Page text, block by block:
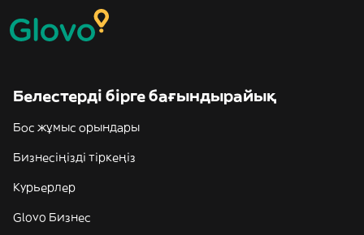
Белестерді бірге бағындырайық
Бос жұмыс орындары
Бизнесіңізді тіркеңіз
Курьерлер
Glovo Бизнес